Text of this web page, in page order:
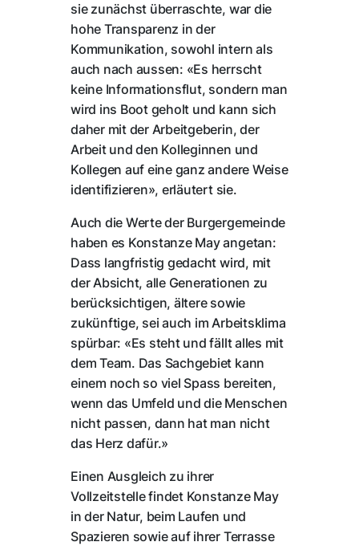
sie zunächst überraschte, war die
hohe Transparenz in der
Kommunikation, sowohl intern als
auch nach aussen: «Es herrscht
keine Informationsflut, sondern man
wird ins Boot geholt und kann sich
daher mit der Arbeitgeberin, der
Arbeit und den Kolleginnen und
Kollegen auf eine ganz andere Weise
identifizieren», erläutert sie.
Auch die Werte der Burgergemeinde
haben es Konstanze May angetan:
Dass langfristig gedacht wird, mit
der Absicht, alle Generationen zu
berücksichtigen, ältere sowie
zukünftige, sei auch im Arbeitsklima
spürbar: «Es steht und fällt alles mit
dem Team. Das Sachgebiet kann
einem noch so viel Spass bereiten,
wenn das Umfeld und die Menschen
nicht passen, dann hat man nicht
das Herz dafür.»
Einen Ausgleich zu ihrer
Vollzeitstelle findet Konstanze May
in der Natur, beim Laufen und
Spazieren sowie auf ihrer Terrasse